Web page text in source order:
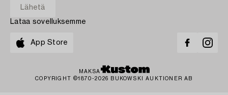
Lataa sovelluksemme
App Store
MAKSA
COPYRIGHT ©1870-2026 BUKOWSKI AUKTIONER AB